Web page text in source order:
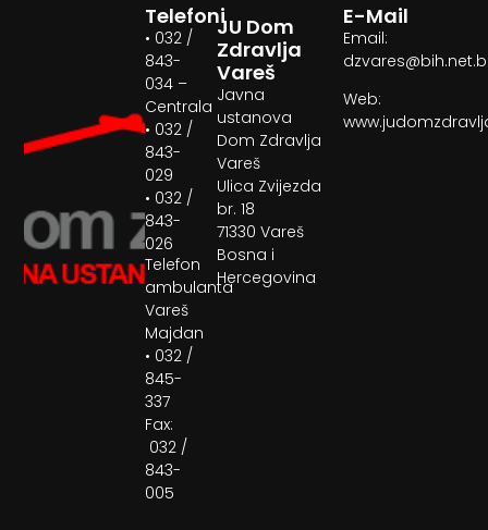
JU Dom
Zdravlja
Vareš
Javna
ustanova
Dom Zdravlja
Vareš
Ulica Zvijezda
br. 18
71330 Vareš
Bosna i
Hercegovina
Telefoni
• 032 /
843-
034 –
Centrala
• 032 /
843-
029
• 032 /
843-
026
Telefon
ambulanta
Vareš
Majdan
• 032 /
845-
337
Fax:
032 /
843-
005
E-Mail
Email:
Web: